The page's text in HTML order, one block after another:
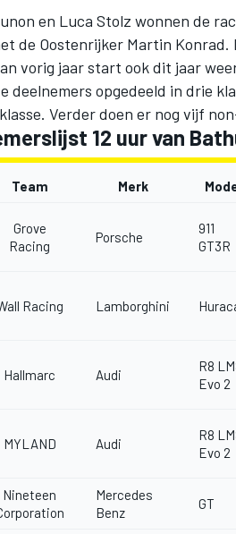
en Luca Stolz wonnen de
de Oostenrijker Martin
vorig jaar start ook dit jaar
deelnemers opgedeeld in drie
Verder doen er nog vijf
12 uur van
Team Merk
Grove
Racing
Porsche
911
GT3R
Racing Lamborghini
Hallmarc Audi
R8
Evo 2
MYLAND Audi
R8
Evo 2
Nineteen
Mercedes
Benz
GT